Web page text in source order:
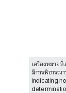
เครื่องหมายที่
มีการพิจารณ
indicating